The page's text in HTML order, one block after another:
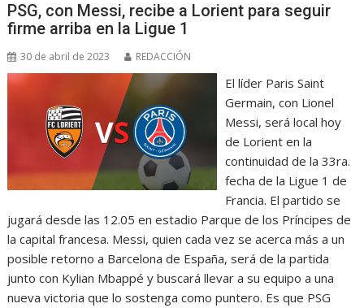
PSG, con Messi, recibe a Lorient para seguir
firme arriba en la Ligue 1
30 de abril de 2023 REDACCIÓN
El líder Paris Saint
Germain, con Lionel
Messi, será local hoy
de Lorient en la
continuidad de la 33ra.
fecha de la Ligue 1 de
Francia. El partido se
jugará desde las 12.05 en estadio Parque de los Príncipes de
la capital francesa. Messi, quien cada vez se acerca más a un
posible retorno a Barcelona de España, será de la partida
junto con Kylian Mbappé y buscará llevar a su equipo a una
nueva victoria que lo sostenga como puntero. Es que PSG